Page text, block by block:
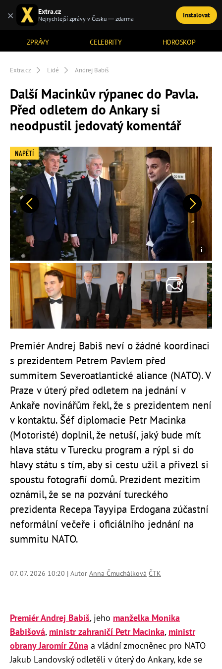
ZPRÁVY CELEBRITY HOROSKOP
TÉMATA
Extra.cz Lidé Andrej Babiš
Další Macinkův rýpanec do Pavla.
Před odletem do Ankary si
neodpustil jedovatý komentář
Předchozí Další
NAPĚTÍ
Premiér Andrej Babiš neví o žádné koordinaci
s prezidentem Petrem Pavlem před
summitem Severoatlantické aliance (NATO). V
Praze v úterý před odletem na jednání v
Ankaře novinářům řekl, že s prezidentem není
v kontaktu. Šéf diplomacie Petr Macinka
(Motoristé) doplnil, že netuší, jaký bude mít
hlava státu v Turecku program a rýpl si do
hlavy státu s tím, aby si cestu užil a přivezl si
spoustu fotografií domů. Prezident mezitím
oznámil, že se na pozvání tureckého
prezidenta Recepa Tayyipa Erdogana zúčastní
neformální večeře i oficiálního jednání na
summitu NATO.
07. 07. 2026 10:20 | Autor Anna Čmuchálková ČTK
Premiér Andrej Babiš, jeho manželka Monika
Babišová, ministr zahraničí Petr Macinka, ministr
obrany Jaromír Zůna a vládní zmocněnec pro NATO
Jakub Landovský odletěli v úterý do Ankary, kde se
× Extra.cz
Nejrychlejší zprávy v Česku — zdarma Instalovat